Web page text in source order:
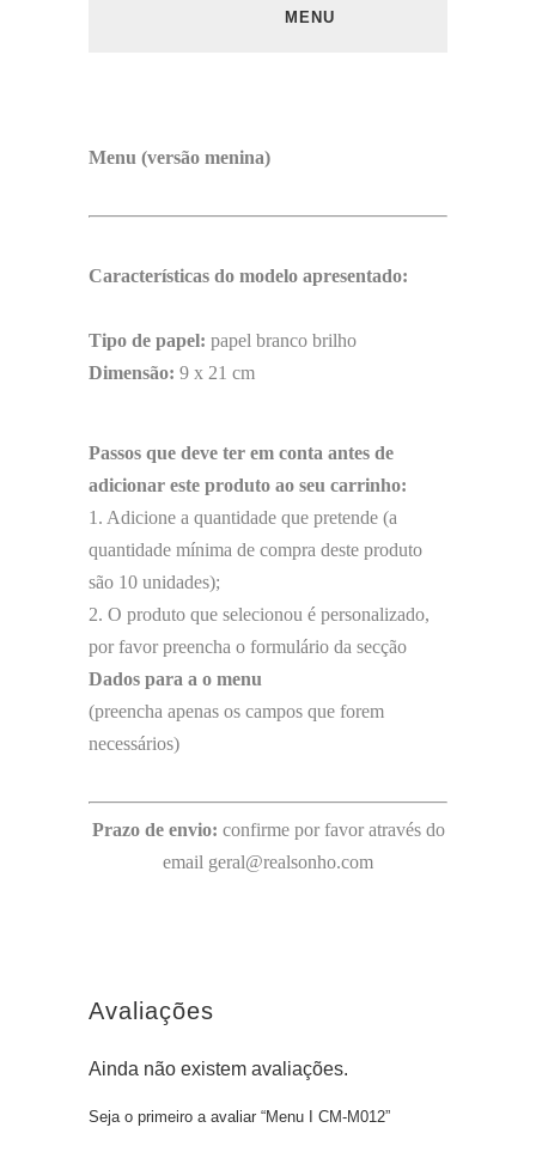
MENU
Menu (versão menina)
Características do modelo apresentado:
Tipo de papel: papel branco brilho
Dimensão: 9 x 21 cm
Passos que deve ter em conta antes de
adicionar este produto ao seu carrinho:
1. Adicione a quantidade que pretende (a
quantidade mínima de compra deste produto
são 10 unidades);
2. O produto que selecionou é personalizado,
por favor preencha o formulário da secção
Dados para a o menu
(preencha apenas os campos que forem
necessários)
Prazo de envio: confirme por favor através do
email geral@realsonho.com
Avaliações
Ainda não existem avaliações.
Seja o primeiro a avaliar “Menu I CM-M012”